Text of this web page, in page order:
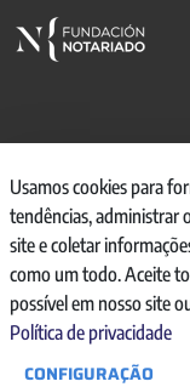
© 2026, CONSEJO GENERAL
CANAL
AVISO
POLÍTICA
POLÍTICA
Usamos cookies para
tendências, administrar
site e coletar
como um todo. Aceite
possível em nosso site
Política de privacidade
CONFIGURAÇÃO